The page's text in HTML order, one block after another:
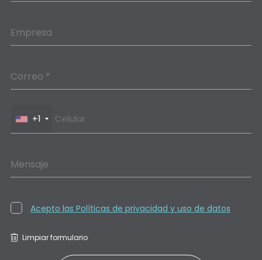
Empresa
Correo *
+1
Mensaje
Acepto las Políticas de privacidad y uso de datos
Limpiar formulario